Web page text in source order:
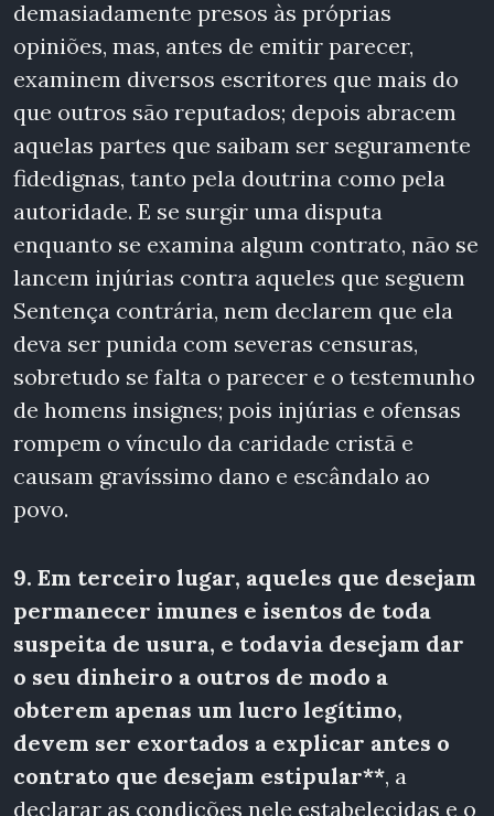
demasiadamente presos às próprias
opiniões, mas, antes de emitir parecer,
examinem diversos escritores que mais do
que outros são reputados; depois abracem
aquelas partes que saibam ser seguramente
fidedignas, tanto pela doutrina como pela
autoridade. E se surgir uma disputa
enquanto se examina algum contrato, não se
lancem injúrias contra aqueles que seguem
Sentença contrária, nem declarem que ela
deva ser punida com severas censuras,
sobretudo se falta o parecer e o testemunho
de homens insignes; pois injúrias e ofensas
rompem o vínculo da caridade cristã e
causam gravíssimo dano e escândalo ao
povo.
9. Em terceiro lugar, aqueles que desejam
permanecer imunes e isentos de toda
suspeita de usura, e todavia desejam dar
o seu dinheiro a outros de modo a
obterem apenas um lucro legítimo,
devem ser exortados a explicar antes o
contrato que desejam estipular**, a
declarar as condições nele estabelecidas e o